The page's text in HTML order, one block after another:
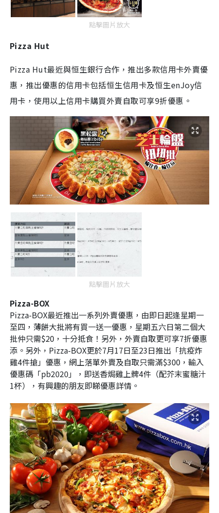
點擊圖片放大
Pizza Hut
Pizza Hut最近與恒生銀行合作，推出多款信用卡外賣優
惠，推出優惠的信用卡包括恒生信用卡及恒生enJoy信
用卡，使用以上信用卡購買外賣自取可享9折優惠。
點擊圖片放大
Pizza-BOX
Pizza-BOX最近推出一系列外賣優惠，由即日起逢星期一
至四，薄餅大批將有買一送一優惠，星期五六日第二個大
批仲只需$20，十分抵食！另外，外賣自取更可享7折優惠
添。另外，Pizza-BOX更於7月17日至23日推出「抗疫炸
雞4件搶」優惠，網上落單外賣及自取只需滿$300，輸入
優惠碼「pb2020」，即送香焗雞上髀4件（配芥末蜜糖汁
1杯），有興趣的朋友即睇優惠詳情。